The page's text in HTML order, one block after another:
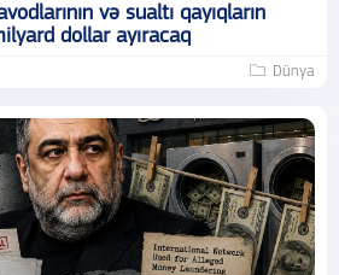
və sualtı qayıqların
dollar ayıracaq
Dünya